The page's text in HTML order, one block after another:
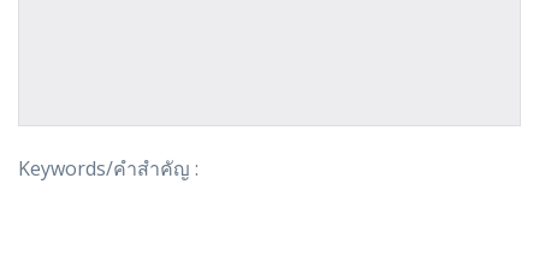
Keywords/คำสำคัญ :